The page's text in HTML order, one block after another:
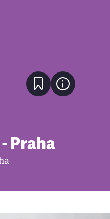
Praha